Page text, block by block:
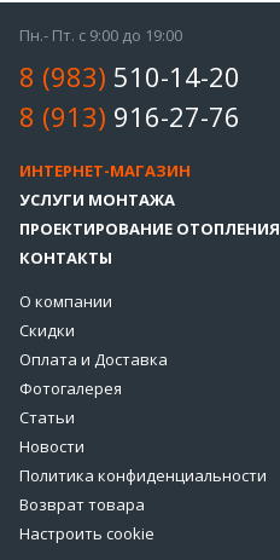
Пн.- Пт. с 9:00 до 19:00
8 (983) 510-14-20
8 (913) 916-27-76
ИНТЕРНЕТ-МАГАЗИН
УСЛУГИ МОНТАЖА
ПРОЕКТИРОВАНИЕ ОТОПЛЕНИЯ
КОНТАКТЫ
О компании
Скидки
Оплата и Доставка
Фотогалерея
Статьи
Новости
Политика конфиденциальности
Возврат товара
Настроить cookie